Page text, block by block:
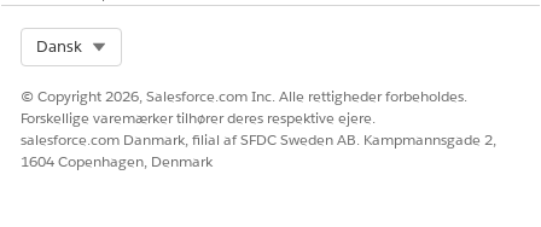
Dansk
© Copyright 2026, Salesforce.com Inc. Alle rettigheder forbeholdes.
Forskellige varemærker tilhører deres respektive ejere.
salesforce.com Danmark, filial af SFDC Sweden AB. Kampmannsgade 2,
1604 Copenhagen, Denmark